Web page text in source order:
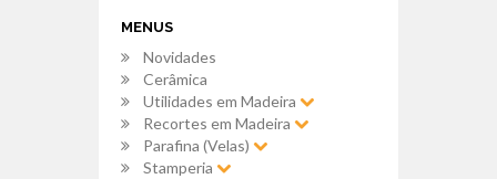
MENUS
Novidades
Cerâmica
Utilidades em Madeira
Recortes em Madeira
Parafina (Velas)
Stamperia